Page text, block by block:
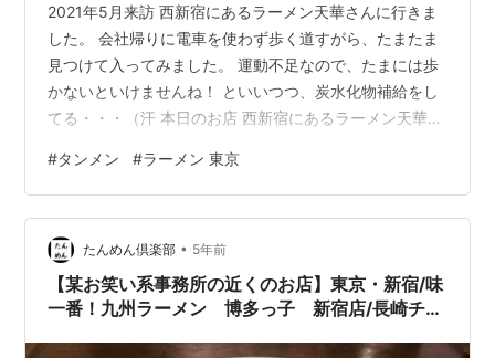
2021年5月来訪 西新宿にあるラーメン天華さんに行きま
した。 会社帰りに電車を使わず歩く道すがら、たまたま
見つけて入ってみました。 運動不足なので、たまには歩
かないといけませんね！ といいつつ、炭水化物補給をし
てる・・・（汗 本日のお店 西新宿にあるラーメン天華さ
す。 しかし、何も考えずに歩いてるといつの間にか渋谷
区に入ります。 その昔、「（お茶で有名な）伊藤園の本
社は渋谷にあるんだー意外だなー」と思って てっきり渋
谷駅のあたりをイメージしていたら、実は西新宿の隣だ
った、なんてことがありました。 ちなみに↓です。どう
みても新宿地区だよなあ。 …
#タンメン #ラーメン 東京
たんめん倶楽部 • 5年前
【某お笑い系事務所の近くのお店】東京・新宿/味
一番！九州ラーメン 博多っ子 新宿店/長崎チャ